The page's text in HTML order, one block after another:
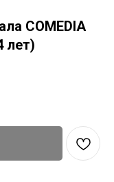
COMEDIA
лет)